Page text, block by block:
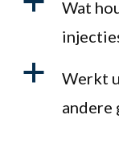
Wat
a
Werkt
andere